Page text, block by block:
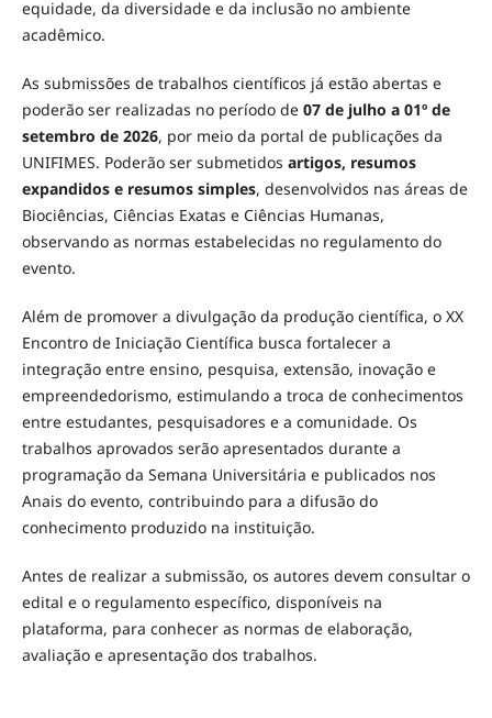
equidade, da diversidade e da inclusão no ambiente
acadêmico.
As submissões de trabalhos científicos já estão abertas e
poderão ser realizadas no período de 07 de julho a 01º de
setembro de 2026, por meio da portal de publicações da
UNIFIMES. Poderão ser submetidos artigos, resumos
expandidos e resumos simples, desenvolvidos nas áreas de
Biociências, Ciências Exatas e Ciências Humanas,
observando as normas estabelecidas no regulamento do
evento.
Além de promover a divulgação da produção científica, o XX
Encontro de Iniciação Científica busca fortalecer a
integração entre ensino, pesquisa, extensão, inovação e
empreendedorismo, estimulando a troca de conhecimentos
entre estudantes, pesquisadores e a comunidade. Os
trabalhos aprovados serão apresentados durante a
programação da Semana Universitária e publicados nos
Anais do evento, contribuindo para a difusão do
conhecimento produzido na instituição.
Antes de realizar a submissão, os autores devem consultar o
edital e o regulamento específico, disponíveis na
plataforma, para conhecer as normas de elaboração,
avaliação e apresentação dos trabalhos.